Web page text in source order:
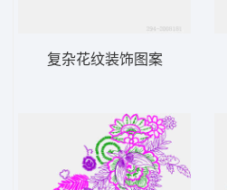
复杂花纹装饰图案